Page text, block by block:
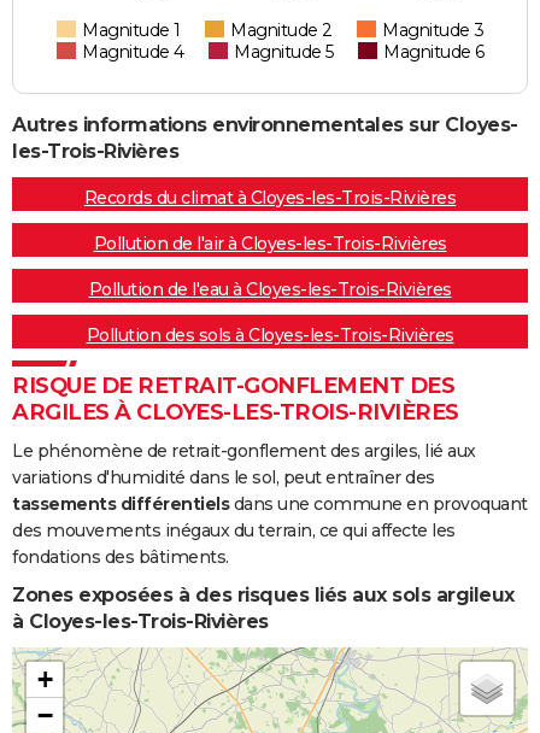
Magnitude 1 Magnitude 2
Magnitude 3
Magnitude 4
Magnitude 5 Magnitude 6
Autres informations environnementales sur Cloyes-
les-Trois-Rivières
Records du climat à Cloyes-les-Trois-Rivières
Pollution de l'air à Cloyes-les-Trois-Rivières
Pollution de l'eau à Cloyes-les-Trois-Rivières
Pollution des sols à Cloyes-les-Trois-Rivières
RISQUE DE RETRAIT-GONFLEMENT DES
ARGILES À CLOYES-LES-TROIS-RIVIÈRES
Le phénomène de retrait-gonflement des argiles, lié aux
variations d'humidité dans le sol, peut entraîner des
tassements différentielsdans une commune en provoquant
des mouvements inégaux du terrain, ce qui affecte les
fondations des bâtiments.
Zones exposées à des risques liés aux sols argileux
à Cloyes-les-Trois-Rivières
+
−